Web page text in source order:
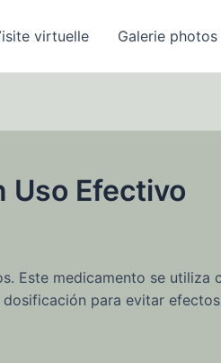
virtuelle Galerie photos
Uso Efectivo
Este medicamento se utiliza
para evitar